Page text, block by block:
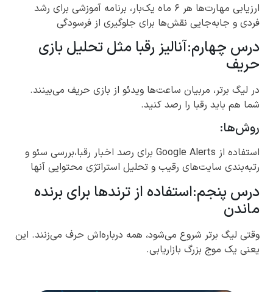
ارزیابی مهارت‌ها هر ۶ ماه یک‌بار، برنامه آموزشی برای رشد
فردی و جابه‌جایی نقش‌ها برای جلوگیری از فرسودگی
درس چهارم:آنالیز رقبا مثل تحلیل بازی
حریف
در لیگ برتر، مربیان ساعت‌ها ویدئو از بازی حریف می‌بینند.
شما هم باید رقبا را رصد کنید.
روش‌ها:
استفاده از Google Alerts برای رصد اخبار رقبا،بررسی سئو و
رتبه‌بندی سایت‌های رقیب و تحلیل استراتژی محتوایی آنها
درس پنجم:استفاده از ترندها برای برنده
ماندن
وقتی لیگ برتر شروع می‌شود، همه درباره‌اش حرف می‌زنند. این
یعنی یک موج بزرگ بازاریابی.